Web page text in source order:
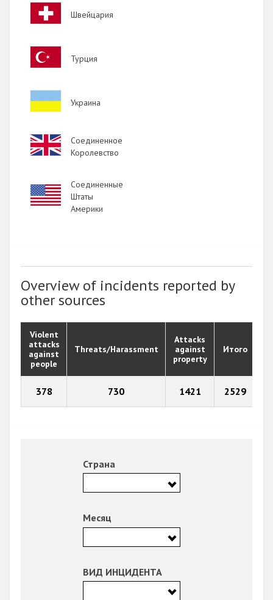
Image
Швейцария
Image
Турция
Украина
Image
Соединенное
Королевство
Image
Соединенные
Штаты
Америки
Overview of incidents reported by
other sources
Violent
attacks
against
people
Threats/Harassment
Attacks
against
property
Итого
378 730 1421 2529
Страна
Месяц
ВИД ИНЦИДЕНТА